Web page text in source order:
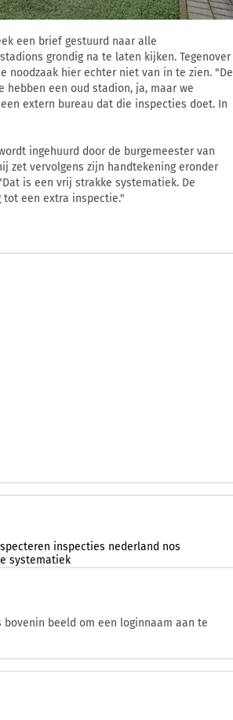
een brief gestuurd naar alle
grondig na te laten kijken. Tegenover
noodzaak hier echter niet van in te zien. "De
hebben een oud stadion, ja, maar we
extern bureau dat die inspecties doet. In
ingehuurd door de burgemeester van
zet vervolgens zijn handtekening eronder
is een vrij strakke systematiek. De
een extra inspectie."
inspecties nederland nos
systematiek
beeld om een loginnaam aan te